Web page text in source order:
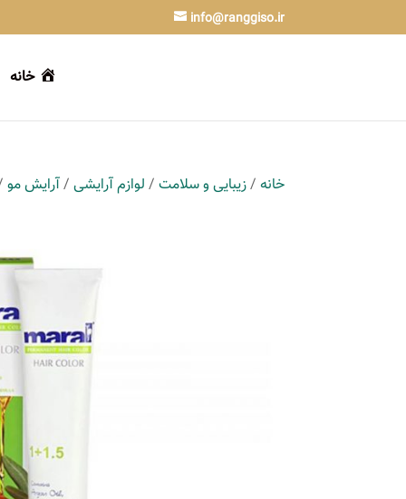
info@ranggiso.ir
خانه
خانه /زیبایی و سلامت / لوازم آرایشی /آرایش مو